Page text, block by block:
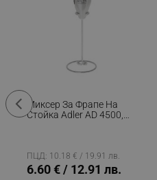
Миксер За Фрапе На
Стойка Adler AD 4500,
ПЦД: 10.18 € / 19.91 лв.
6.60 € / 12.91 лв.